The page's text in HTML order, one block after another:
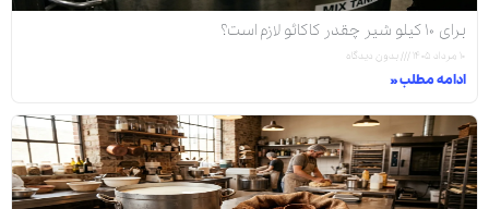
برای ۱۰ کیلو شیر چقدر کاکائو لازم است؟
۱۰ مرداد ۱۴۰۵ بدون دیدگاه
ادامه مطلب »